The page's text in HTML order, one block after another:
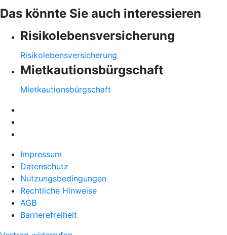
Das könnte Sie auch interessieren
Risikolebensversicherung
Risikolebensversicherung
Mietkautionsbürgschaft
Mietkautionsbürgschaft
Impressum
Datenschutz
Nutzungsbedingungen
Rechtliche Hinweise
AGB
Barrierefreiheit